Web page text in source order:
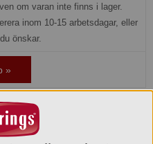
om varan inte finns i lager.
inom 10-15 arbetsdagar, eller
önskar.
»